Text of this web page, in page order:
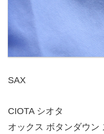
SAX
CIOTA シオタ
オックス ボタンダウン